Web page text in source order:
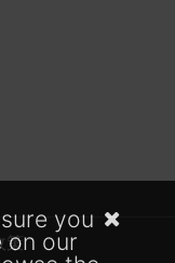
策
you
on our